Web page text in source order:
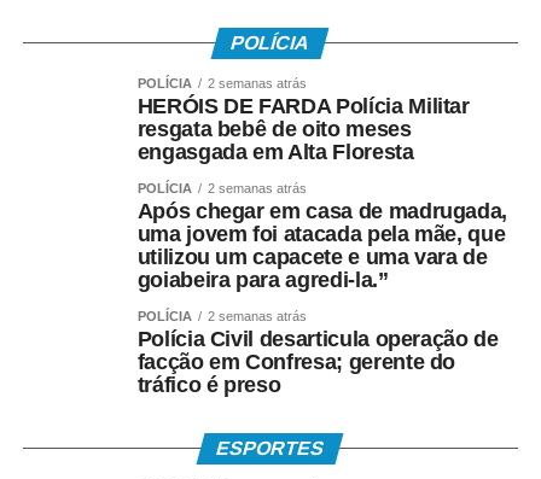
• A Caixa Econômica Federal realiza o pagamento
prioritariamente por:
• Crédito em conta corrente ou poupança da Caixa;
• Depósito em Poupança Social Digital, movimentada
pelo aplicativo Caixa Tem.
Quem não possui conta pode sacar:
• Com Cartão Social e senha em lotéricas, caixas
eletrônicos e correspondentes CAIXA Aqui;
• Nas agências, com documento oficial com foto;
• Sem cartão, por meio de biometria cadastrada.
POLÍCIA
POLÍCIA 2 semanas atrás
HERÓIS DE FARDA Polícia Militar
resgata bebê de oito meses
engasgada em Alta Floresta
POLÍCIA 2 semanas atrás
Após chegar em casa de madrugada,
uma jovem foi atacada pela mãe, que
utilizou um capacete e uma vara de
goiabeira para agredi-la.”
POLÍCIA 2 semanas atrás
Polícia Civil desarticula operação de
facção em Confresa; gerente do
tráfico é preso
ESPORTES